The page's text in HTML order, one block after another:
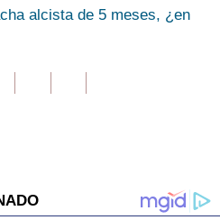
alcista de 5 meses, ¿en